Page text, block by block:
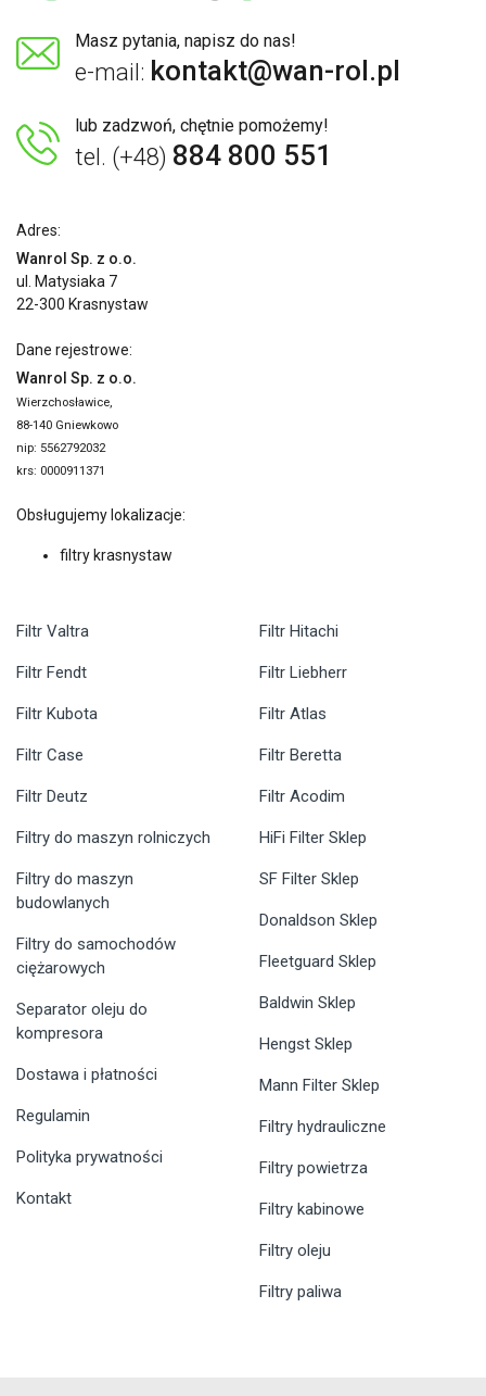
Masz pytania, napisz do nas!
e-mail: kontakt@wan-rol.pl
lub zadzwoń, chętnie pomożemy!
tel. (+48) 884 800 551
Adres:
Wanrol Sp. z o.o.
ul. Matysiaka 7
22-300 Krasnystaw
Dane rejestrowe:
Wanrol Sp. z o.o.
Wierzchosławice,
88-140 Gniewkowo
nip: 5562792032
krs: 0000911371
Obsługujemy lokalizacje:
filtry krasnystaw
Filtr Valtra
Filtr Fendt
Filtr Kubota
Filtr Case
Filtr Deutz
Filtr Hitachi
Filtr Liebherr
Filtr Atlas
Filtr Beretta
Filtr Acodim
Filtry do maszyn rolniczych
Filtry do maszyn
budowlanych
Filtry do samochodów
ciężarowych
Separator oleju do
kompresora
Dostawa i płatności
Regulamin
Polityka prywatności
Kontakt
HiFi Filter Sklep
SF Filter Sklep
Donaldson Sklep
Fleetguard Sklep
Baldwin Sklep
Hengst Sklep
Mann Filter Sklep
Filtry hydrauliczne
Filtry powietrza
Filtry kabinowe
Filtry oleju
Filtry paliwa